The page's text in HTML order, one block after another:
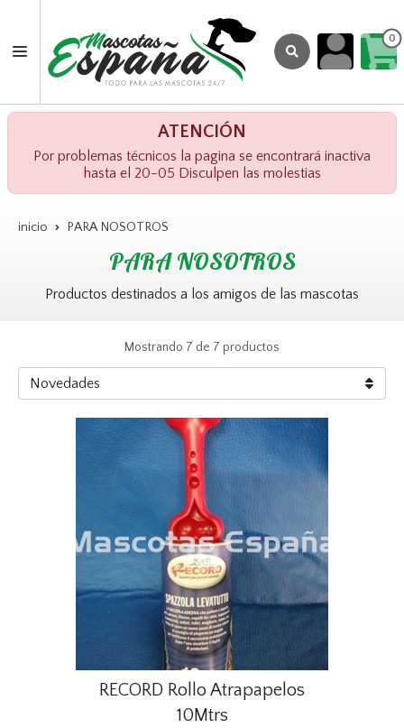
0
ATENCIÓN
Por problemas técnicos la pagina se encontrará inactiva
hasta el 20-05 Disculpen las molestias
inicio PARA NOSOTROS
PARA NOSOTROS
Productos destinados a los amigos de las mascotas
Mostrando 7 de 7 productos
RECORD Rollo Atrapapelos
10Mtrs